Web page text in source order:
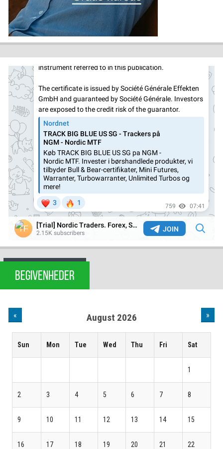
BEGIVENHEDER
« August 2026 »
Sun Mon Tue Wed Thu Fri Sat
1
2 3 4 5 6 7 8
9 10 11 12 13 14 15
16 17 18 19 20 21 22